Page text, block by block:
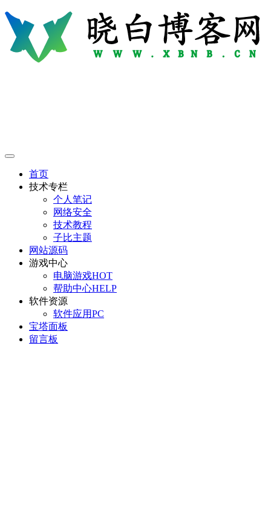
首页
技术专栏
个人笔记
网络安全
技术教程
子比主题
网站源码
游戏中心
电脑游戏HOT
帮助中心HELP
软件资源
软件应用PC
宝塔面板
留言板